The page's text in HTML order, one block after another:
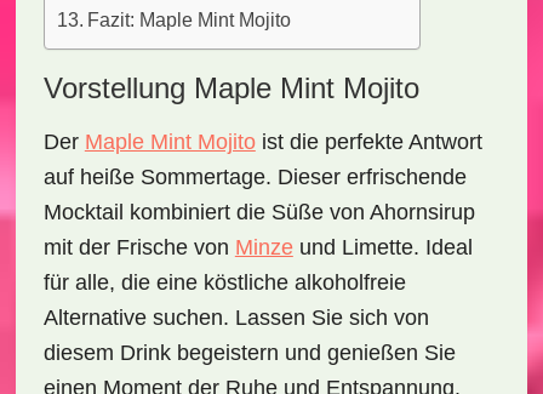
Fazit: Maple Mint Mojito
Vorstellung Maple Mint Mojito
Der Maple Mint Mojitoist die perfekte Antwort
auf heiße Sommertage. Dieser erfrischende
Mocktail kombiniert die Süße von Ahornsirup
mit der Frische von Minzeund Limette. Ideal
für alle, die eine köstliche alkoholfreie
Alternative suchen. Lassen Sie sich von
diesem Drink begeistern und genießen Sie
einen Moment der Ruhe und Entspannung.